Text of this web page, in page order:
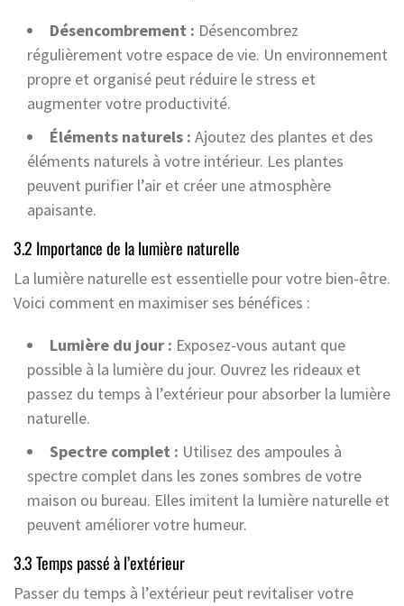
Désencombrement : Désencombrez
régulièrement votre espace de vie. Un environnement
propre et organisé peut réduire le stress et
augmenter votre productivité.
Éléments naturels : Ajoutez des plantes et des
éléments naturels à votre intérieur. Les plantes
peuvent purifier l’air et créer une atmosphère
apaisante.
3.2 Importance de la lumière naturelle
La lumière naturelle est essentielle pour votre bien-être.
Voici comment en maximiser ses bénéfices :
Lumière du jour : Exposez-vous autant que
possible à la lumière du jour. Ouvrez les rideaux et
passez du temps à l’extérieur pour absorber la lumière
naturelle.
Spectre complet : Utilisez des ampoules à
spectre complet dans les zones sombres de votre
maison ou bureau. Elles imitent la lumière naturelle et
peuvent améliorer votre humeur.
3.3 Temps passé à l’extérieur
Passer du temps à l’extérieur peut revitaliser votre